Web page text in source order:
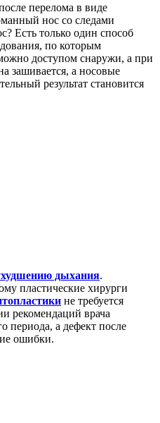
перелома в виде
нос со следами
Есть только один способ
по которым
доступом снаружи, а при
зашивается, а носовые
результат становится
дыхания.
пластические хирурги
не требуется
рекомендаций врача
периода, а дефект после
ошибки.